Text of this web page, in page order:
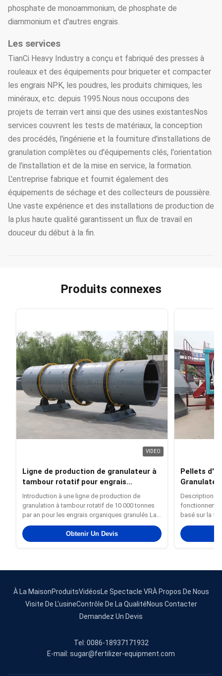
phosphate de monoammonium, de phosphate de
diammonium et d'autres engrais.
Les services
TianCi Heavy Industry a conçu et fabriqué des presses à
rouleaux et des équipements pour briqueter et compacter
les engrais NPK, les poudres, les produits chimiques, les
minéraux, etc. depuis 1995.Nous nous occupons des
projets de terrain vert ainsi que des usines existantesNos
services couvrent les tests de matériaux, la conception
des procédés, l'ingénierie et la fourniture d'installations de
granulation complètes ou d'équipements clés, l'orientation
de l'installation et de la mise en service, la formation.
L'entreprise fabrique et fournit également des
équipements de séchage et des collecteurs de poussière.
Une vaste expérience et des installations de production de
la plus haute qualité garantissent un flux de travail en
douceur du début à la fin.
Produits connexes
VIDEO
Ligne de production de granulateur à
tambour rotatif pour engrais
organique avec équipement intégré et
capacité de production de 10 000
tonnes par an
Introduction à une ligne de production de
granulation à tambour rotatif de 10 000 tonnes
par an pour les engrais organiques granulés La
ligne de production de granulés d'engrais
organiques de 10 000 tonnes par an est une
ligne de production standardisée et automatisée
Obtenir Un Devis
Pellets
d'engrais
Description
basé sur la
rotation du
provoque la
presséDans
À La MaisonProduitsVidéosLe Spectacle VRÀ Propos De Nous
Visite De L'usineContrôle De La QualitéNous Contacter
Demandez Un Devis
Tel: 0086-18937171932
E-mail: sugar@fertilizer-equipment.com